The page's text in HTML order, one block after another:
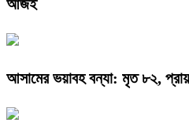
আজই
আসামের ভয়াবহ বন্যা: মৃত ৮২, প্রায়